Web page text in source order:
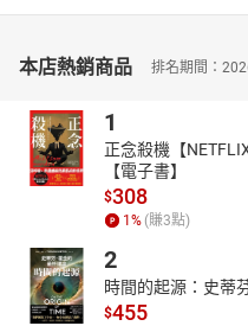
本店熱銷商品 排名期間：
1
正念殺機【
【電子書】
$308
1% (賺3點)
2
時間的起源：史蒂
$455